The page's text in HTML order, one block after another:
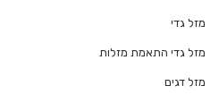
מזל גדי
מזל גדי התאמת מזלות
מזל דגים